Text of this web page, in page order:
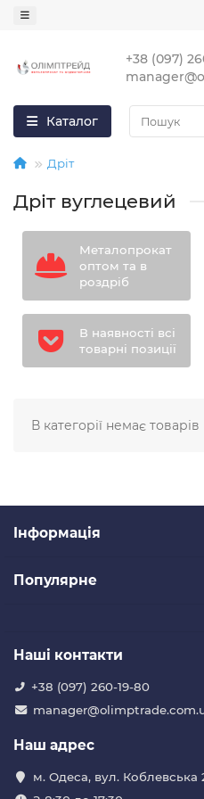
+38 (097)
Каталог
Дріт
Дріт вуглецевий
Металопрокат
оптом та в
роздріб
В наявності всі
товарні позиції
В категорії немає товарів
Iнформація
Популярне
Наші контакти
+38 (097) 260-19-80
Наш адрес
м. Одеса, вул. Коблевська